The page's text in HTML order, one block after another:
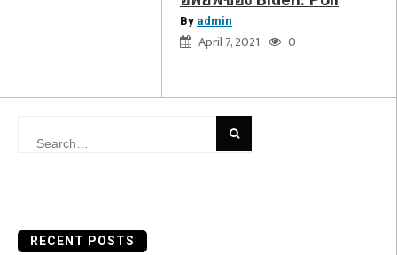
By admin
April 7, 2021 0
RECENT POSTS